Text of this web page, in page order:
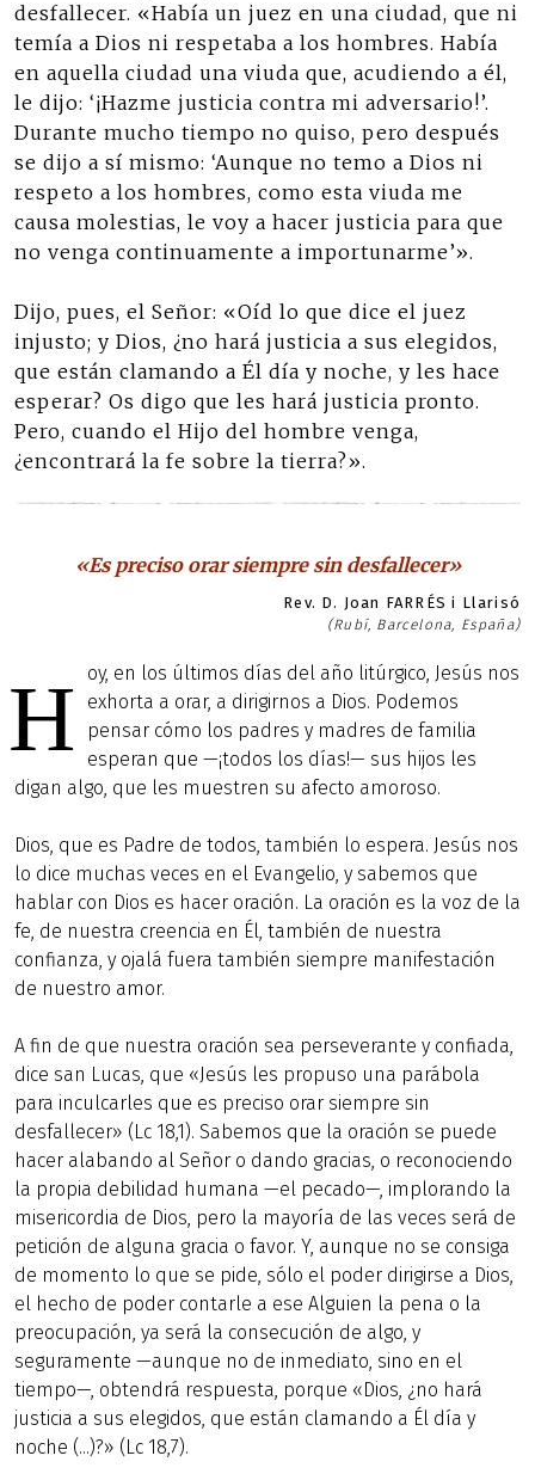
desfallecer. «Había un juez en una ciudad, que ni
temía a Dios ni respetaba a los hombres. Había
en aquella ciudad una viuda que, acudiendo a él,
le dijo: ‘¡Hazme justicia contra mi adversario!’.
Durante mucho tiempo no quiso, pero después
se dijo a sí mismo: ‘Aunque no temo a Dios ni
respeto a los hombres, como esta viuda me
causa molestias, le voy a hacer justicia para que
no venga continuamente a importunarme’».
Dijo, pues, el Señor: «Oíd lo que dice el juez
injusto; y Dios, ¿no hará justicia a sus elegidos,
que están clamando a Él día y noche, y les hace
esperar? Os digo que les hará justicia pronto.
Pero, cuando el Hijo del hombre venga,
¿encontrará la fe sobre la tierra?».
«Es preciso orar siempre sin desfallecer»
Rev. D. Joan FARRÉS i Llarisó
(Rubí, Barcelona, España)
H
oy, en los últimos días del año litúrgico, Jesús nos
exhorta a orar, a dirigirnos a Dios. Podemos
pensar cómo los padres y madres de familia
esperan que —¡todos los días!— sus hijos les
digan algo, que les muestren su afecto amoroso.
Dios, que es Padre de todos, también lo espera. Jesús nos
lo dice muchas veces en el Evangelio, y sabemos que
hablar con Dios es hacer oración. La oración es la voz de la
fe, de nuestra creencia en Él, también de nuestra
confianza, y ojalá fuera también siempre manifestación
de nuestro amor.
A fin de que nuestra oración sea perseverante y confiada,
dice san Lucas, que «Jesús les propuso una parábola
para inculcarles que es preciso orar siempre sin
desfallecer» (Lc 18,1). Sabemos que la oración se puede
hacer alabando al Señor o dando gracias, o reconociendo
la propia debilidad humana —el pecado—, implorando la
misericordia de Dios, pero la mayoría de las veces será de
petición de alguna gracia o favor. Y, aunque no se consiga
de momento lo que se pide, sólo el poder dirigirse a Dios,
el hecho de poder contarle a ese Alguien la pena o la
preocupación, ya será la consecución de algo, y
seguramente —aunque no de inmediato, sino en el
tiempo—, obtendrá respuesta, porque «Dios, ¿no hará
justicia a sus elegidos, que están clamando a Él día y
noche (...)?» (Lc 18,7).